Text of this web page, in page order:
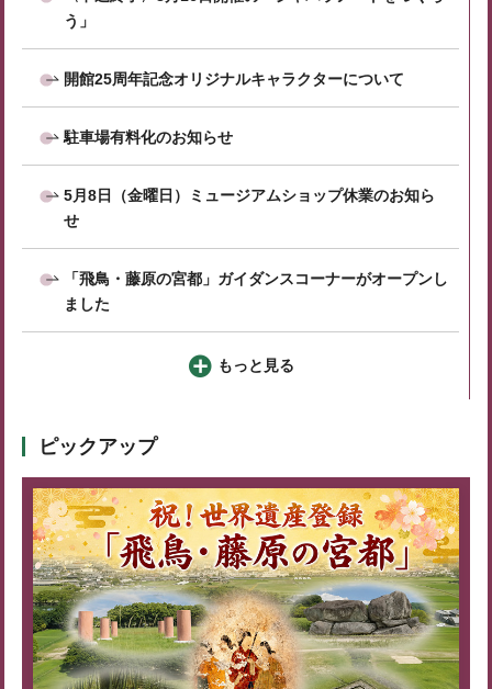
う」
開館25周年記念オリジナルキャラクターについて
駐車場有料化のお知らせ
5月8日（金曜日）ミュージアムショップ休業のお知ら
せ
「飛鳥・藤原の宮都」ガイダンスコーナーがオープンし
ました
もっと見る
ピックアップ